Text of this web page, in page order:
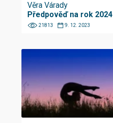
Věra Várady
Předpověď na rok 2024
21813 9. 12. 2023